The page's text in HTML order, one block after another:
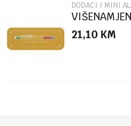
DODACI I MINI
ARCHITECT
21,10 KM